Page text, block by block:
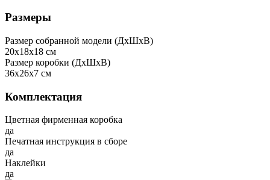
Размеры
Размер собранной модели (ДxШxВ)
20x18x18 см
Размер коробки (ДxШxВ)
36x26x7 см
Комплектация
Цветная фирменная коробка
да
Печатная инструкция в сборе
да
Наклейки
да